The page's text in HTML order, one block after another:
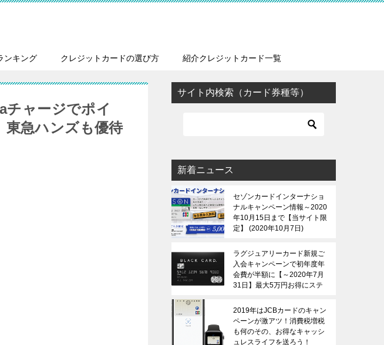
ンキング クレジットカードの選び方 紹介クレジットカード一覧
チャージでポイ
東急ハンズも優待
サイト内検索（カード券種等）
新着ニュース
セゾンカードインターナショ
ナルキャンペーン情報～2020
年10月15日まで【当サイト限
定】
2020年10月7日
ラグジュアリーカード新規ご
入会キャンペーンで初年度年
会費が半額に【～2020年7月
31日】最大5万円お得にステ
2020年3月20日
2019年はJCBカードのキャン
ペーンが激アツ！消費税増税
も何のその、お得なキャッシ
ュレスライフを送ろう！